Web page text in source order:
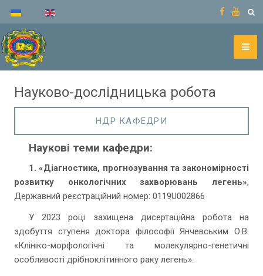
Науково-дослідницька робота
НДР КАФЕДРИ
Наукові теми кафедри:
1. «Діагностика, прогнозування та закономірності
розвитку онкологічних захворювань легень»,
Державний реєстраційний номер: 0119U002866
У 2023 році захищена дисертаційна робота на
здобуття ступеня доктора філософії Янчевським О.В.
«Клініко-морфологічні та молекулярно-генетичні
особливості дрібноклітинного раку легень».